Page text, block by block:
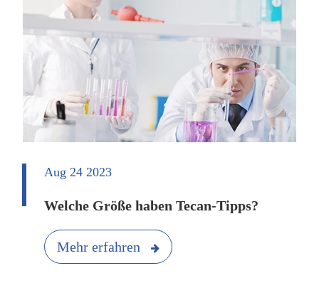
Aug 24 2023
Welche Größe haben Tecan-Tipps?
Mehr erfahren